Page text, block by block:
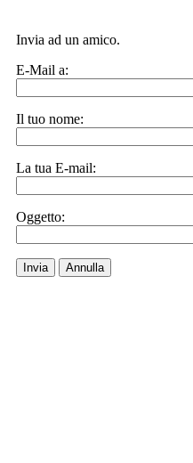
Invia ad un amico.
E-Mail a:
Il tuo nome:
La tua E-mail:
Oggetto:
Invia Annulla